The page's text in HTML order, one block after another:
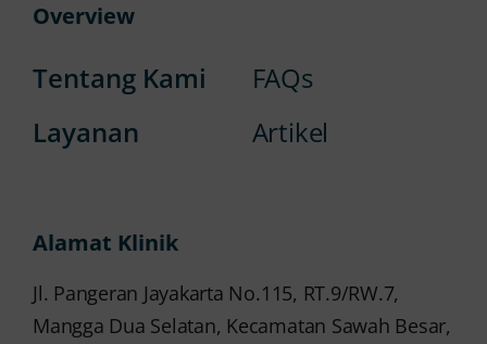
Overview
Tentang Kami
Layanan
FAQs
Artikel
Alamat Klinik
Jl. Pangeran Jayakarta No.115, RT.9/RW.7,
Mangga Dua Selatan, Kecamatan Sawah Besar,